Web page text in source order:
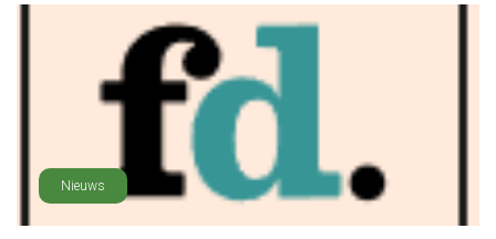
Nieuws